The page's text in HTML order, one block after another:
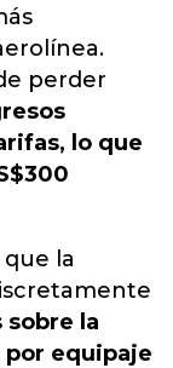
perder
lo que
la
la
equipaje